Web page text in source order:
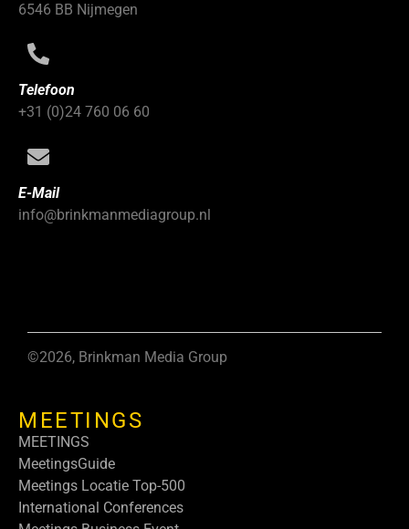
6546 BB Nijmegen
Telefoon
+31 (0)24 760 06 60
E-Mail
info@brinkmanmediagroup.nl
©2026, Brinkman Media Group
MEETINGS
MEETINGS
MeetingsGuide
Meetings Locatie Top-500
International Conferences